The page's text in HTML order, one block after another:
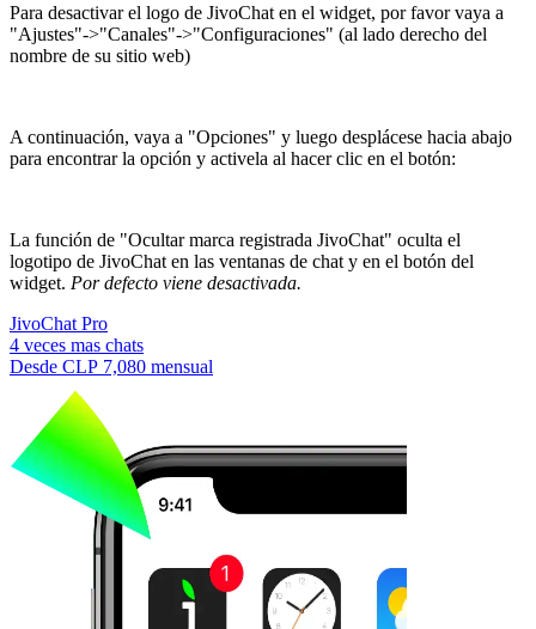
Para desactivar el logo de JivoChat en el widget, por favor vaya a
"Ajustes"->"Canales"->"Configuraciones" (al lado derecho del
nombre de su sitio web)
A continuación, vaya a "Opciones" y luego desplácese hacia abajo
para encontrar la opción y activela al hacer clic en el botón:
La función de "Ocultar marca registrada JivoChat" oculta el
logotipo de JivoChat en las ventanas de chat y en el botón del
widget. Por defecto viene desactivada.
JivoChat Pro
4 veces mas chats
Desde CLP 7,080 mensual